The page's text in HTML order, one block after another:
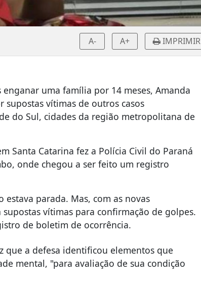
A- A+ IMPRIMIR
uma família por 14 meses, Amanda
vítimas de outros casos
do Sul, cidades da região metropolitana de
Santa Catarina fez a Polícia Civil do Paraná
onde chegou a ser feito um registro
parada. Mas, com as novas
vítimas para confirmação de golpes.
de boletim de ocorrência.
que a defesa identificou elementos que
mental, "para avaliação de sua condição